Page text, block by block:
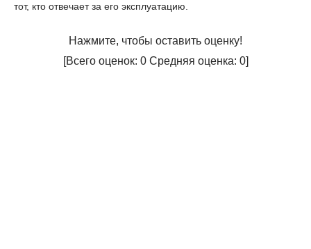
тот, кто отвечает за его эксплуатацию.
Нажмите, чтобы оставить оценку!
[Всего оценок: 0Средняя оценка: 0]